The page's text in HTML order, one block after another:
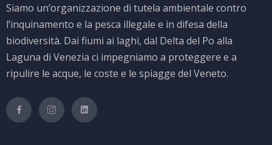
Siamo un’organizzazione di tutela ambientale contro
l’inquinamento e la pesca illegale e in difesa della
biodiversità. Dai fiumi ai laghi, dal Delta del Po alla
Laguna di Venezia ci impegniamo a proteggere e a
ripulire le acque, le coste e le spiagge del Veneto.